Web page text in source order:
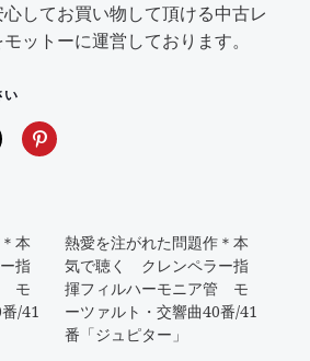
してお買い物して頂ける中古レ
ットーに運営しております。
い
本
指
モ
/41
熱愛を注がれた問題作＊本
気で聴く クレンペラー指
揮フィルハーモニア管 モ
ーツァルト・交響曲40番/41
番「ジュピター」